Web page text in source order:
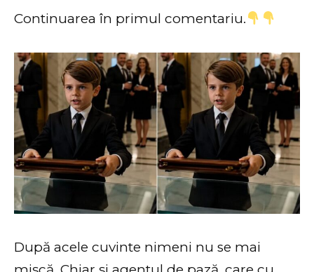
Continuarea în primul comentariu.
După acele cuvinte nimeni nu se mai